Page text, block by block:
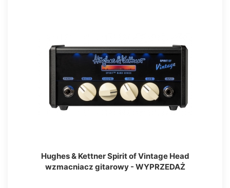
Hughes & Kettner Spirit of Vintage Head
wzmacniacz gitarowy - WYPRZEDAŻ